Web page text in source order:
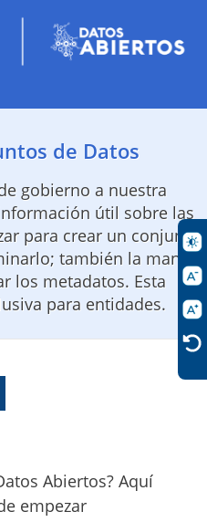
contenido
principal
de Datos
gobierno a nuestra
útil sobre las
para crear un conjunto
también la manera
los metadatos. Esta
para entidades.
Abiertos? Aquí
empezar